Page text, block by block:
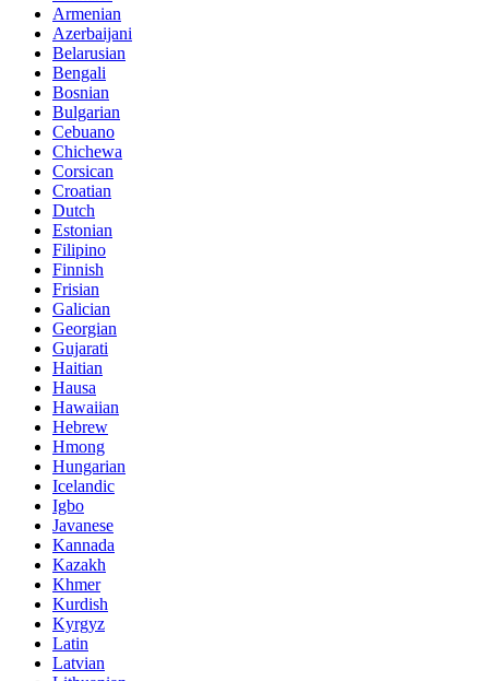
Armenian
Azerbaijani
Belarusian
Bengali
Bosnian
Bulgarian
Cebuano
Chichewa
Corsican
Croatian
Dutch
Estonian
Filipino
Finnish
Frisian
Galician
Georgian
Gujarati
Haitian
Hausa
Hawaiian
Hebrew
Hmong
Hungarian
Icelandic
Igbo
Javanese
Kannada
Kazakh
Khmer
Kurdish
Kyrgyz
Latin
Latvian